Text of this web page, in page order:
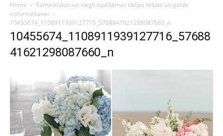
Home
Fantastiskas un viegli izpildāmas idejas telpas un galda
noformēšanai
10455674_1108911939127716_5768841621298087660_n
10455674_1108911939127716_57688
41621298087660_n